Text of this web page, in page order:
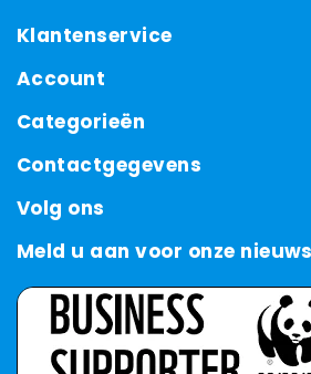
Klantenservice
Account
Categorieën
Contactgegevens
Volg ons
Meld u aan voor onze